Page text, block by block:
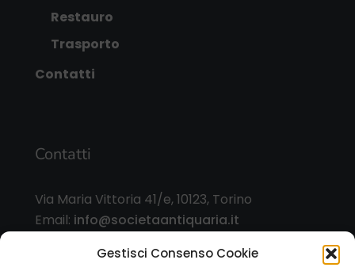
Gestisci Consenso Cookie
Restauro
Trasporto
Contatti
Contatti
Via Maria Vittoria 41/e, 10123, Torino
Email: info@societaantiquaria.it